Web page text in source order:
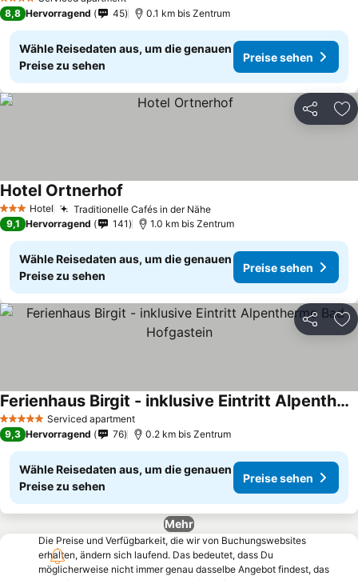
4 Sterne
8,8 Hervorragend 45 0.1 km bis Zentrum
Wähle Reisedaten aus, um die genauen
Preise zu sehen
Preise sehen
Teilen
3 SterneHotel Traditionelle Cafés in der NähePreise sehen
Hotel Ortnerhof
9,1 Hervorragend 141 1.0 km bis Zentrum
Wähle Reisedaten aus, um die genauen
Preise zu sehen
Preise sehen
Teilen
5 Sterne Serviced apartment
Ferienhaus Birgit - inklusive Eintritt Alpentherme Bad Hofgastein
Preise sehen
9,3 Hervorragend 76 0.2 km bis Zentrum
Wähle Reisedaten aus, um die genauen
Preise zu sehen
Preise sehen
Mehr
Die Preise und Verfügbarkeit, die wir von Buchungswebsites
erhalten, ändern sich laufend. Das bedeutet, dass Du
möglicherweise nicht immer genau dasselbe Angebot findest, das